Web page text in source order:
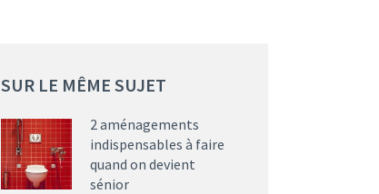
SUR LE MÊME SUJET
2 aménagements
indispensables à faire
quand on devient
sénior